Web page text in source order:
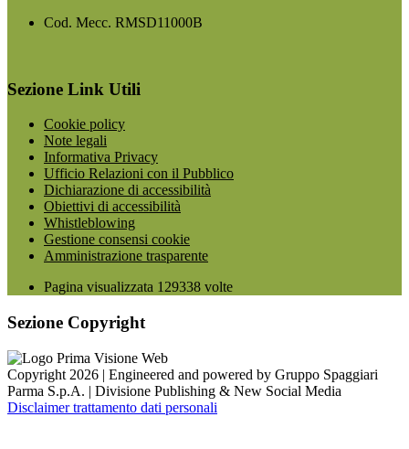
Cod. Mecc. RMSD11000B
Sezione Link Utili
Cookie policy
Note legali
Informativa Privacy
Ufficio Relazioni con il Pubblico
Dichiarazione di accessibilità
Obiettivi di accessibilità
Whistleblowing
Gestione consensi cookie
Amministrazione trasparente
Pagina visualizzata 129338 volte
Sezione Copyright
Copyright 2026 | Engineered and powered by Gruppo Spaggiari
Parma S.p.A. | Divisione Publishing & New Social Media
Disclaimer trattamento dati personali